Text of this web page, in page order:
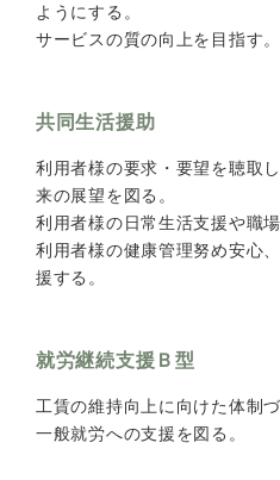
ようにする。
サービスの質の向上を目指す。
共同生活援助
利用者様の要求・要望を聴取
来の展望を図る。
利用者様の日常生活支援や職
利用者様の健康管理努め安心
援する。
就労継続支援Ｂ型
工賃の維持向上に向けた体制
一般就労への支援を図る。